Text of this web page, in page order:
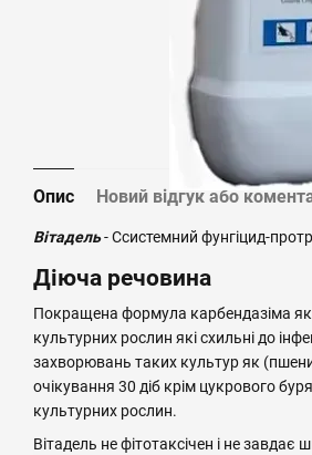
Опис Новий відгук або
Вітадель- Ссистемний фунгіцид-
Діюча речовина
Покращена формула карбендазіма
культурних рослин які схильні до
захворювань таких культур як
очікування 30 діб крім цукрового
культурних рослин.
Вітадель не фітотаксічен і не